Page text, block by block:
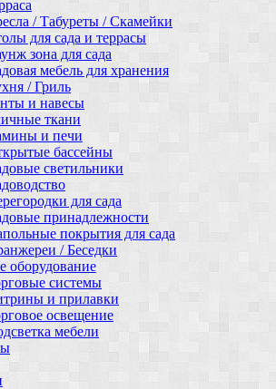
/ Табуреты / Скамейки
для сада и террасы
зона для сада
мебель для хранения
/ Гриль
и навесы
ткани
и печи
бассейны
светильники
для сада
принадлежности
покрытия для сада
/ Беседки
оборудование
системы
и прилавки
освещение
мебели